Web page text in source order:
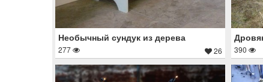
Необычный сундук из дерева
277 26 390